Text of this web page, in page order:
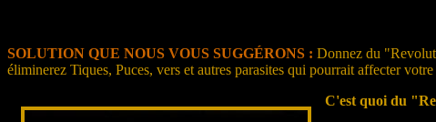
SOLUTION QUE NOUS VOUS SUGGÉRONS : Donnez du
éliminerez Tiques, Puces, vers et autres parasites qui pourrait affecter
C'est quoi du